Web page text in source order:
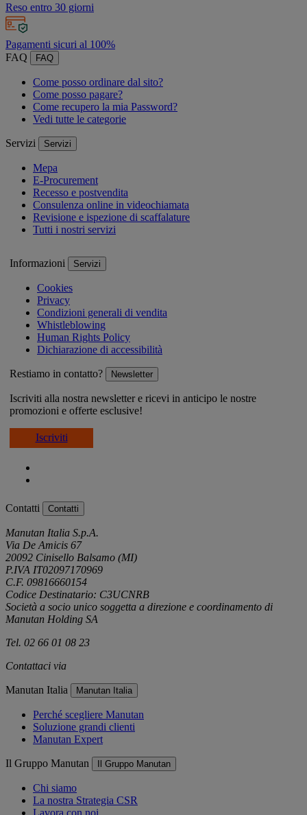
Reso entro 30 giorni
Pagamenti sicuri al 100%
FAQ
FAQ
Come posso ordinare dal sito?
Come posso pagare?
Come recupero la mia Password?
Vedi tutte le categorie
Servizi Servizi
Mepa
E-Procurement
Recesso e postvendita
Consulenza online in videochiamata
Revisione e ispezione di scaffalature
Tutti i nostri servizi
Informazioni Servizi
Cookies
Privacy
Condizioni generali di vendita
Whistleblowing
Human Rights Policy
Dichiarazione di accessibilità
Restiamo in contatto? Newsletter
Iscriviti alla nostra newsletter e ricevi in anticipo le nostre
promozioni e offerte esclusive!
Iscriviti
Contatti Contatti
Manutan Italia S.p.A.
Via De Amicis 67
20092 Cinisello Balsamo (MI)
P.IVA IT02097170969
C.F. 09816660154
Codice Destinatario: C3UCNRB
Società a socio unico soggetta a direzione e coordinamento di
Manutan Holding SA
Tel. 02 66 01 08 23
Contattaci via
Manutan Italia Manutan Italia
Perché scegliere Manutan
Soluzione grandi clienti
Manutan Expert
Il Gruppo Manutan Il Gruppo Manutan
Chi siamo
La nostra Strategia CSR
Lavora con noi